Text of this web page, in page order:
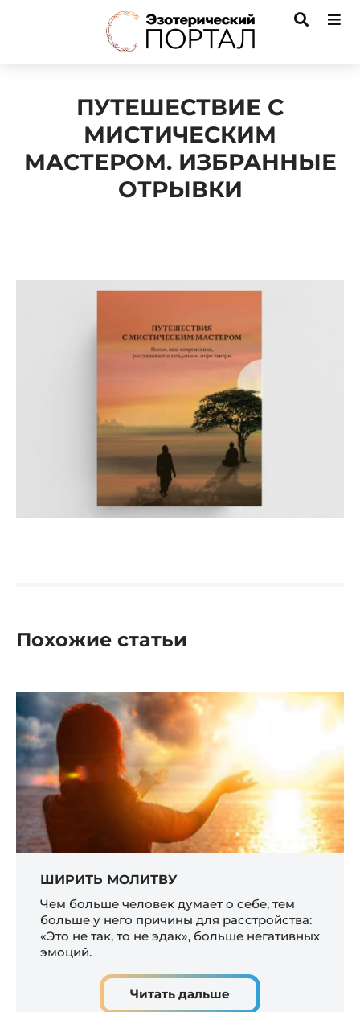
ПУТЕШЕСТВИЕ С
МИСТИЧЕСКИМ
МАСТЕРОМ. ИЗБРАННЫЕ
ОТРЫВКИ
Похожие статьи
ШИРИТЬ МОЛИТВУ
Чем больше человек думает о себе, тем
больше у него причины для расстройства:
«Это не так, то не эдак», больше негативных
эмоций.
Читать дальше